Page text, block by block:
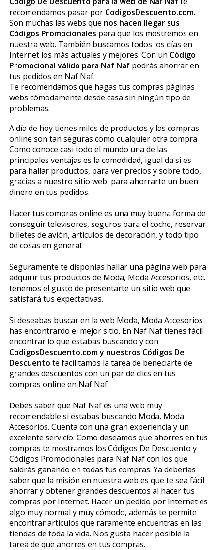
recomendamos pasar por CodigosDescuento.com.
Son muchas las webs que nos hacen llegar sus
Códigos Promocionales para que los mostremos en
nuestra web. También buscamos todos los días en
Internet los más actuales y mejores. Con un Código
Promocional válido para Naf Nafpodrás ahorrar en
tus pedidos en Naf Naf.
Te recomendamos que hagas tus compras páginas
webs cómodamente desde casa sin ningún tipo de
problemas.
A día de hoy tienes miles de productos y las compras
online son tan seguras como cualquier otra compra.
Como conoce casi todo el mundo una de las
principales ventajas es la comodidad, igual da si es
para hallar productos, para ver precios y sobre todo,
gracias a nuestro sitio web, para ahorrarte un buen
dinero en tus pedidos.
Hacer tus compras online es una muy buena forma de
conseguir televisores, seguros para el coche, reservar
billetes de avión, artículos de decoración, y todo tipo
de cosas en general.
Seguramente te disponías hallar una página web para
adquirir tus productos de Moda, Moda Accesorios, etc.
tenemos el gusto de presentarte un sitio web que
satisfará tus expectativas.
Si deseabas buscar en la web Moda, Moda Accesorios
has encontrardo el mejor sitio. En Naf Naf tienes fácil
encontrar lo que estabas buscando y con
CodigosDescuento.com y nuestros Códigos De
Descuento te facilitamos la tarea de beneficiarte de
grandes descuentos con un par de clics en tus
compras online en Naf Naf.
Debes saber que Naf Naf es una web muy
recomendable si estabas buscando Moda, Moda
Accesorios. Cuenta con una gran experiencia y un
excelente servicio. Como deseamos que ahorres en tus
compras te mostramos los Códigos De Descuento y
Códigos Promocionales para Naf Naf con los que
saldrás ganando en todas tus compras. Ya deberías
saber que la misión en nuestra web es que te sea fácil
ahorrar y obtener grandes descuentos al hacer tus
compras por Internet. Hacer un pedido por Internet es
algo muy normal y muy cómodo, además te permite
encontrar artículos que raramente encuentras en las
tiendas de toda la vida. Nos gusta hacer posible la
tarea de que ahorres en tus compras.